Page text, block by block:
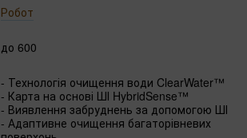
Робот
до 600
- Технологія очищення води ClearWater™
- Карта на основі ШІ HybridSense™
- Виявлення забруднень за допомогою ШІ
- Адаптивне очищення багаторівневих